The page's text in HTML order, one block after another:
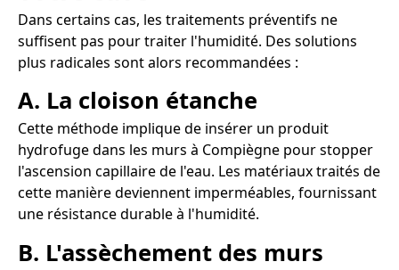
Dans certains cas, les traitements préventifs ne
suffisent pas pour traiter l'humidité. Des solutions
plus radicales sont alors recommandées :
A. La cloison étanche
Cette méthode implique de insérer un produit
hydrofuge dans les murs à Compiègne pour stopper
l'ascension capillaire de l'eau. Les matériaux traités de
cette manière deviennent imperméables, fournissant
une résistance durable à l'humidité.
B. L'assèchement des murs